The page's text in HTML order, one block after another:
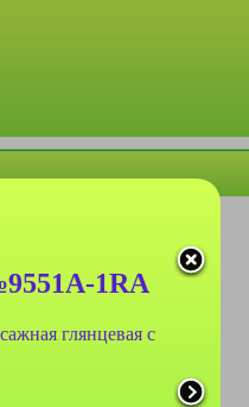
1RA
глянцевая с